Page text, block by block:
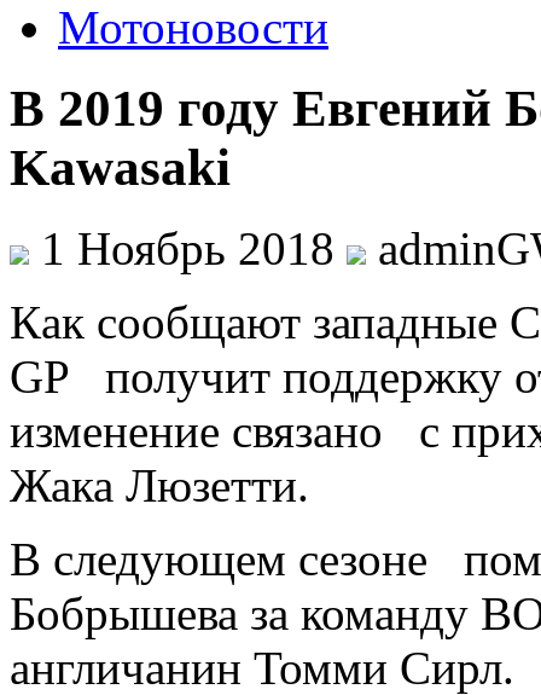
Мотоновости
В 2019 году Евгений
Kawasaki
1 Ноябрь 2018
Кaк сooбщaют западные
GP получит поддержку
изменение связано с
Жака Люзетти.
В следующем сезоне
Бобрышева за команду
англичанин Томми Сирл.